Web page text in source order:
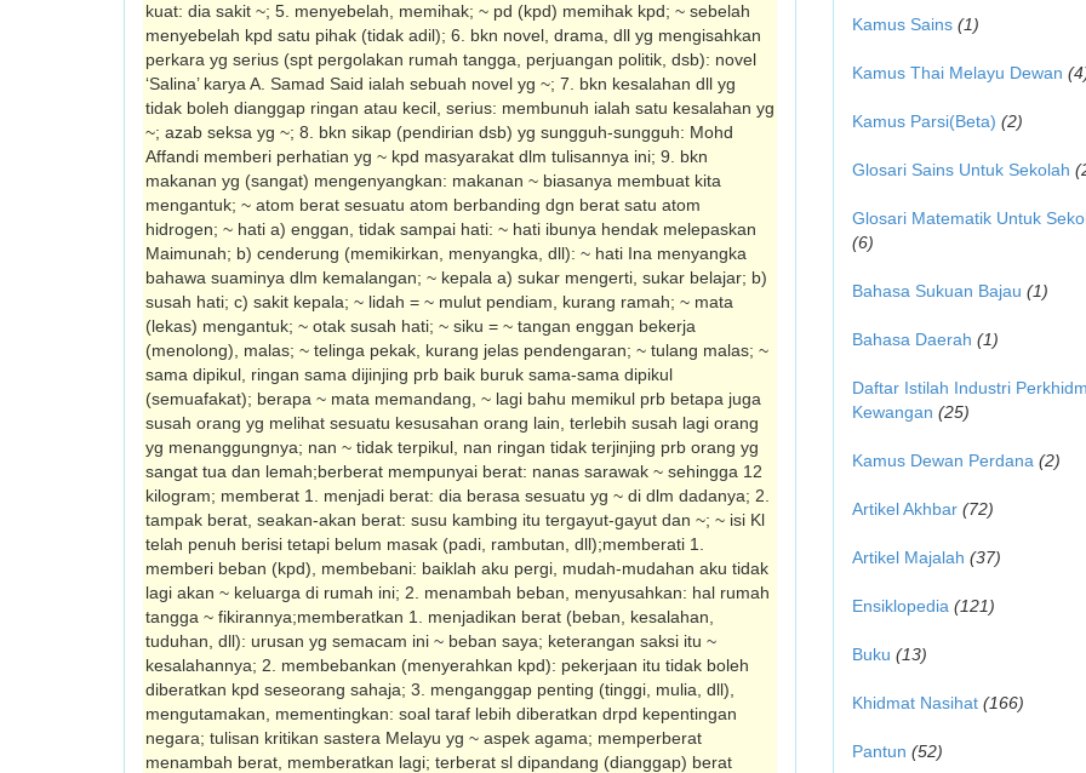
kuat: dia sakit ~; 5. menyebelah, memihak; ~ pd (kpd) memihak kpd; ~ sebelah
menyebelah kpd satu pihak (tidak adil); 6. bkn novel, drama, dll yg mengisahkan
perkara yg serius (spt pergolakan rumah tangga, perjuangan politik, dsb): novel
‘Salina’ karya A. Samad Said ialah sebuah novel yg ~; 7. bkn kesalahan dll yg
tidak boleh dianggap ringan atau kecil, serius: membunuh ialah satu kesalahan yg
~; azab seksa yg ~; 8. bkn sikap (pendirian dsb) yg sungguh-sungguh: Mohd
Affandi memberi perhatian yg ~ kpd masyarakat dlm tulisannya ini; 9. bkn
makanan yg (sangat) mengenyangkan: makanan ~ biasanya membuat kita
mengantuk; ~ atom berat sesuatu atom berbanding dgn berat satu atom
hidrogen; ~ hati a) enggan, tidak sampai hati: ~ hati ibunya hendak melepaskan
Maimunah; b) cenderung (memikirkan, menyangka, dll): ~ hati Ina menyangka
bahawa suaminya dlm kemalangan; ~ kepala a) sukar mengerti, sukar belajar; b)
susah hati; c) sakit kepala; ~ lidah = ~ mulut pendiam, kurang ramah; ~ mata
(lekas) mengantuk; ~ otak susah hati; ~ siku = ~ tangan enggan bekerja
(menolong), malas; ~ telinga pekak, kurang jelas pendengaran; ~ tulang malas; ~
sama dipikul, ringan sama dijinjing prb baik buruk sama-sama dipikul
(semuafakat); berapa ~ mata memandang, ~ lagi bahu memikul prb betapa juga
susah orang yg melihat sesuatu kesusahan orang lain, terlebih susah lagi orang
yg menanggungnya; nan ~ tidak terpikul, nan ringan tidak terjinjing prb orang yg
sangat tua dan lemah;berberat mempunyai berat: nanas sarawak ~ sehingga 12
kilogram; memberat 1. menjadi berat: dia berasa sesuatu yg ~ di dlm dadanya; 2.
tampak berat, seakan-akan berat: susu kambing itu tergayut-gayut dan ~; ~ isi Kl
telah penuh berisi tetapi belum masak (padi, rambutan, dll);memberati 1.
memberi beban (kpd), membebani: baiklah aku pergi, mudah-mudahan aku tidak
lagi akan ~ keluarga di rumah ini; 2. menambah beban, menyusahkan: hal rumah
tangga ~ fikirannya;memberatkan 1. menjadikan berat (beban, kesalahan,
tuduhan, dll): urusan yg semacam ini ~ beban saya; keterangan saksi itu ~
kesalahannya; 2. membebankan (menyerahkan kpd): pekerjaan itu tidak boleh
diberatkan kpd seseorang sahaja; 3. menganggap penting (tinggi, mulia, dll),
mengutamakan, mementingkan: soal taraf lebih diberatkan drpd kepentingan
negara; tulisan kritikan sastera Melayu yg ~ aspek agama; memperberat
menambah berat, memberatkan lagi; terberat sl dipandang (dianggap) berat
Kamus Sains (1)
Kamus Thai Melayu Dewan
Kamus Parsi(Beta) (2)
Glosari Sains Untuk Sekolah
Glosari Matematik Untuk
(6)
Bahasa Sukuan Bajau (1)
Bahasa Daerah (1)
Daftar Istilah Industri
Kewangan (25)
Kamus Dewan Perdana (2)
Artikel Akhbar (72)
Artikel Majalah (37)
Ensiklopedia (121)
Buku (13)
Khidmat Nasihat (166)
Pantun (52)